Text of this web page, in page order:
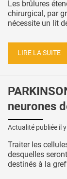
Les brûlures
chirurgical, par
nécessite un lit
LIRE LA SUITE
neurones
Actualité publiée il
Traiter les
desquelles
destinés à la